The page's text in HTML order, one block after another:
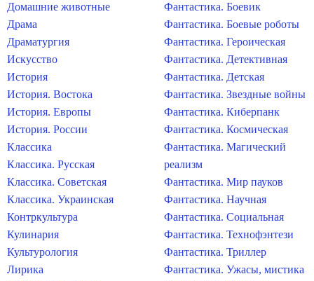
Домашние животные
Драма
Драматургия
Искусство
История
История. Востока
История. Европы
История. России
Классика
Классика. Русская
Классика. Советская
Классика. Украинская
Контркультура
Кулинария
Культурология
Лирика
Фантастика. Боевик
Фантастика. Боевые роботы
Фантастика. Героическая
Фантастика. Детективная
Фантастика. Детская
Фантастика. Звездные войны
Фантастика. Киберпанк
Фантастика. Космическая
Фантастика. Магический
реализм
Фантастика. Мир пауков
Фантастика. Научная
Фантастика. Социальная
Фантастика. Технофэнтези
Фантастика. Триллер
Фантастика. Ужасы, мистика